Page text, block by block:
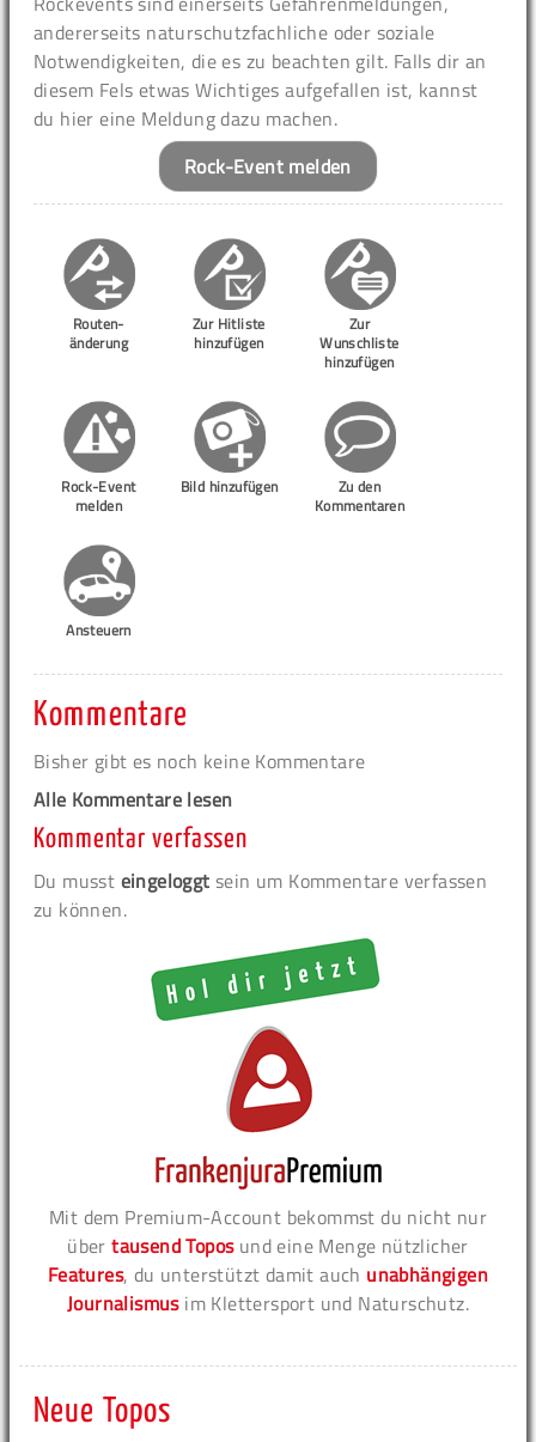
andererseits naturschutzfachliche oder soziale
Notwendigkeiten, die es zu beachten gilt. Falls dir an
diesem Fels etwas Wichtiges aufgefallen ist, kannst
du hier eine Meldung dazu machen.
Rock-Event melden
Routen-
änderung
Zur Hitliste
hinzufügen
Zur
Wunschliste
hinzufügen
Rock-Event
melden
Bild hinzufügen
Zu den
Kommentaren
Ansteuern
Kommentare
Bisher gibt es noch keine Kommentare
Alle Kommentare lesen
Kommentar verfassen
Du musst eingeloggt sein um Kommentare verfassen
zu können.
Mit dem Premium-Account bekommst du nicht nur
übertausend Toposund eine Menge nützlicher
Features, du unterstützt damit auch unabhängigen
Journalismusim Klettersport und Naturschutz.
Neue Topos